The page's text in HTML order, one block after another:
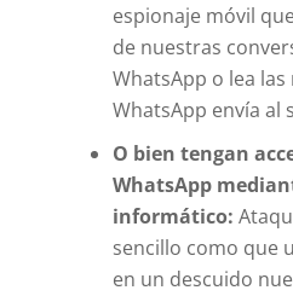
espionaje móvil
de nuestras
WhatsApp o lea
WhatsApp envía al
O bien tengan
WhatsApp
informático:
sencillo como que
en un descuido